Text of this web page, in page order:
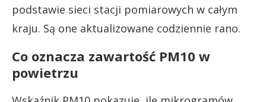
podstawie sieci stacji pomiarowych w całym
kraju. Są one aktualizowane codziennie rano.
Co oznacza zawartość PM10 w
powietrzu